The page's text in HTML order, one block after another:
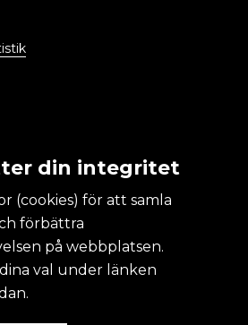
din integritet
(cookies) för att samla
förbättra
på webbplatsen.
val under länken